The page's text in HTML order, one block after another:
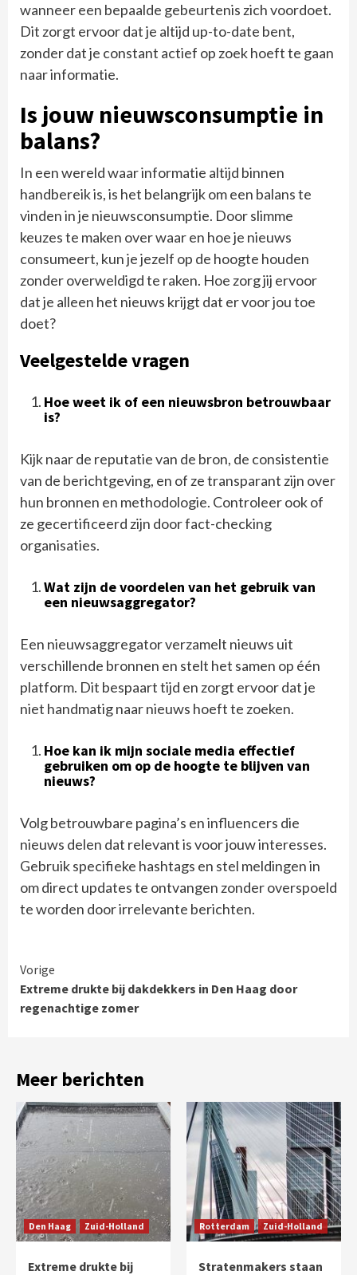
wanneer een bepaalde gebeurtenis zich voordoet.
Dit zorgt ervoor dat je altijd up-to-date bent,
zonder dat je constant actief op zoek hoeft te gaan
naar informatie.
Is jouw nieuwsconsumptie in
balans?
In een wereld waar informatie altijd binnen
handbereik is, is het belangrijk om een balans te
vinden in je nieuwsconsumptie. Door slimme
keuzes te maken over waar en hoe je nieuws
consumeert, kun je jezelf op de hoogte houden
zonder overweldigd te raken. Hoe zorg jij ervoor
dat je alleen het nieuws krijgt dat er voor jou toe
doet?
Veelgestelde vragen
Hoe weet ik of een nieuwsbron betrouwbaar
is?
Kijk naar de reputatie van de bron, de consistentie
van de berichtgeving, en of ze transparant zijn over
hun bronnen en methodologie. Controleer ook of
ze gecertificeerd zijn door fact-checking
organisaties.
Wat zijn de voordelen van het gebruik van
een nieuwsaggregator?
Een nieuwsaggregator verzamelt nieuws uit
verschillende bronnen en stelt het samen op één
platform. Dit bespaart tijd en zorgt ervoor dat je
niet handmatig naar nieuws hoeft te zoeken.
Hoe kan ik mijn sociale media effectief
gebruiken om op de hoogte te blijven van
nieuws?
Volg betrouwbare pagina’s en influencers die
nieuws delen dat relevant is voor jouw interesses.
Gebruik specifieke hashtags en stel meldingen in
om direct updates te ontvangen zonder overspoeld
te worden door irrelevante berichten.
Continue
Reading
Vorige
Extreme drukte bij dakdekkers in Den Haag door
regenachtige zomer
Meer berichten
Den Haag Zuid-Holland
Extreme drukte bij
Rotterdam Zuid-Holland
Stratenmakers staan